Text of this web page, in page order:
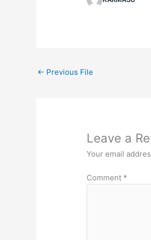
← Previous File
Leave a
Your email
Comment *